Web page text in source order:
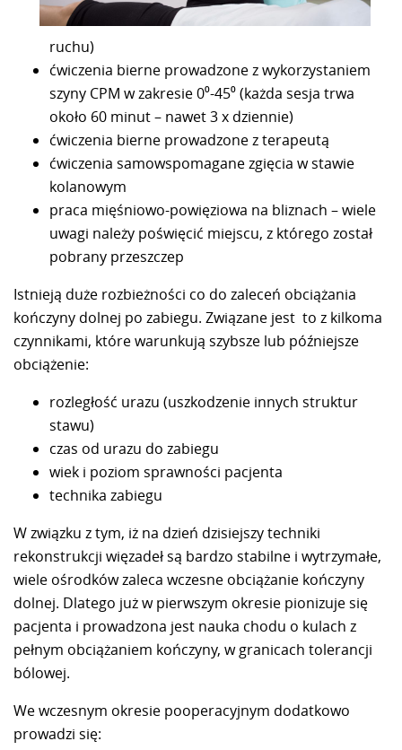
ruchu)
ćwiczenia bierne prowadzone z wykorzystaniem
szyny CPM w zakresie 0⁰-45⁰ (każda sesja trwa
około 60 minut – nawet 3 x dziennie)
ćwiczenia bierne prowadzone z terapeutą
ćwiczenia samowspomagane zgięcia w stawie
kolanowym
praca mięśniowo-powięziowa na bliznach – wiele
uwagi należy poświęcić miejscu, z którego został
pobrany przeszczep
Istnieją duże rozbieżności co do zaleceń obciążania
kończyny dolnej po zabiegu. Związane jest to z kilkoma
czynnikami, które warunkują szybsze lub późniejsze
obciążenie:
rozległość urazu (uszkodzenie innych struktur
stawu)
czas od urazu do zabiegu
wiek i poziom sprawności pacjenta
technika zabiegu
W związku z tym, iż na dzień dzisiejszy techniki
rekonstrukcji więzadeł są bardzo stabilne i wytrzymałe,
wiele ośrodków zaleca wczesne obciążanie kończyny
dolnej. Dlatego już w pierwszym okresie pionizuje się
pacjenta i prowadzona jest nauka chodu o kulach z
pełnym obciążaniem kończyny, w granicach tolerancji
bólowej.
We wczesnym okresie pooperacyjnym dodatkowo
prowadzi się: